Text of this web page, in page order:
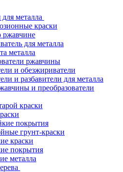
металла
краски
ржавчине
для металла
металла
ржавчины
и обезжириватели
и разбавители для металла
и преобразователи
краски
покрытия
грунт-краски
краски
покрытия
металла